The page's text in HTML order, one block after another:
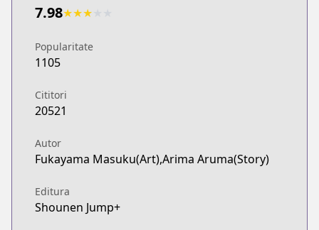
7.98★★★
Popularitate
1105
Cititori
20521
Autor
Fukayama Masuku(Art),Arima Aruma(Story)
Editura
Shounen Jump+